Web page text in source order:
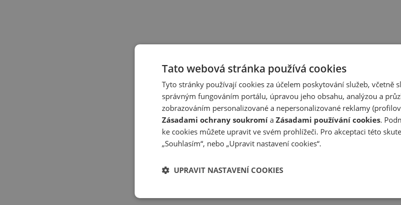
Tato webová stránka používá cookies
Tyto stránky používají cookies za účelem poskytování služeb, včetně
správným fungováním portálu, úpravou jeho obsahu, analýzou a
zobrazováním personalizované a nepersonalizované reklamy
Zásadami ochrany soukromí a Zásadami používání cookies.
ke cookies můžete upravit ve svém prohlížeči. Pro akceptaci této
„Souhlasím“, nebo „Upravit nastavení cookies“.
UPRAVIT NASTAVENÍ COOKIES